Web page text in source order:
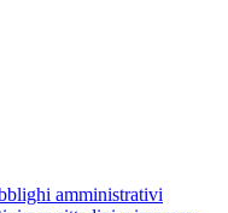
amministrativi